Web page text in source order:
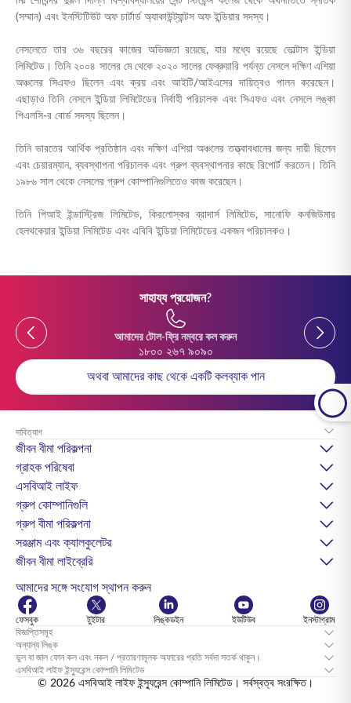
ENGLISH
প্রিমিয়াম পরিশোধ করুন
1800 267 9090
(সম্মান) এবং ইনস্টিটিউট অফ চার্টার্ড অ্যাকাউন্ট্যান্টস অফ ইন্ডিয়ার সদস্য।
নেসলেতে তার ৩৬ বছরের কাজের অভিজ্ঞতা রয়েছে, যার মধ্যে রয়েছে ভোল্টাস ইন্ডিয়া
লিমিটেড। তিনি ২০০৪ সালের মে থেকে ২০২০ সালের ফেব্রুয়ারি পর্যন্ত নেসলে দক্ষিণ এশিয়া
অঞ্চলের সিএফও ছিলেন এবং ক্রয় এবং আইটি/আইএসের দায়িত্বও পালন করেছেন।
এছাড়াও তিনি নেসলে ইন্ডিয়া লিমিটেডের নির্বাহী পরিচালক এবং সিএফও এবং নেসলে লঙ্কা
পিএলসি-র বোর্ড সদস্য ছিলেন।
তিনি ভারতের আর্থিক প্রতিষ্ঠান এবং দক্ষিণ এশিয়া অঞ্চলের তত্ত্বাবধানের জন্য দায়ী ছিলেন
এবং চেয়ারম্যান, ব্যবস্থাপনা পরিচালক এবং গ্রুপ ব্যবস্থাপনার কাছে রিপোর্ট করতেন। তিনি
১৯৮৬ সাল থেকে নেসলের গ্রুপ কোম্পানিগুলিতেও কাজ করেছেন।
তিনি পিআই ইন্ডাস্ট্রিজ লিমিটেড, কিরলোস্কর ব্রাদার্স লিমিটেড, সানোফি কনজিউমার
হেলথকেয়ার ইন্ডিয়া লিমিটেড এবং এবিবি ইন্ডিয়া লিমিটেডের একজন পরিচালকও।
সাহায্য প্রয়োজন?
Previous
আমাদের টোল-ফ্রি নম্বরে কল করুন
১৮০০ ২৬৭ ৯০৯০
Previous
অথবা আমাদের কাছ থেকে একটি কলব্যাক পান
দাবিত্যাগ
জীবন বীমা পরিকল্পনা
গ্রাহক পরিষেবা
এসবিআই লাইফ
গ্রুপ কোম্পানিগুলি
গ্রুপ বীমা পরিকল্পনা
সরঞ্জাম এবং ক্যালকুলেটর
জীবন বীমা লাইব্রেরি
আমাদের সঙ্গে সংযোগ স্থাপন করুন
ফেসবুক টুইটার লিঙ্কডইন ইউটিউব
ইনস্টাগ্রাম
বিজ্ঞপ্তিসমূহ
অন্যান্য লিঙ্ক
ভুল বা জাল ফোন কল এবং নকল / প্রতারণামূলক অফারের প্রতি সর্বদা সতর্ক থাকুন।
এসবিআই লাইফ ইন্স্যুরেন্স কোম্পানি লিমিটেড
© 2026 এসবিআই লাইফ ইন্স্যুরেন্স কোম্পানি লিমিটেড। সর্বস্বত্ব সংরক্ষিত।